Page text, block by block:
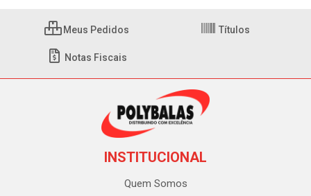
Meus Pedidos Títulos
Notas Fiscais
INSTITUCIONAL
Quem Somos